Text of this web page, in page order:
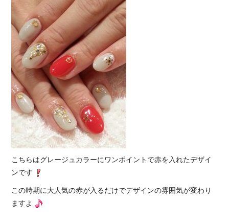
こちらはグレージュカラーにワンポイントで赤を入れたデザイ
ンです
この時期に大人気の赤が入るだけでデザインの雰囲気が変わり
ますよ